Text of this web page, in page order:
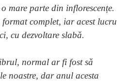
mare parte din inflorescențe.
complet, iar acest lucru
cu dezvoltare slabă.
normal ar fi fost să
noastre, dar anul acesta